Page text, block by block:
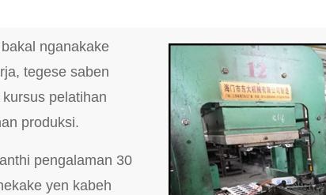
nganakake
tegese saben
pelatihan
produksi.
pengalaman 30
yen kabeh